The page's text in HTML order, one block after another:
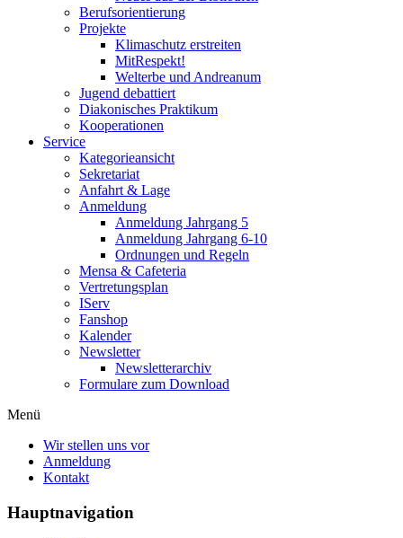
Berufsorientierung
Projekte
Klimaschutz erstreiten
MitRespekt!
Welterbe und Andreanum
Jugend debattiert
Diakonisches Praktikum
Kooperationen
Service
Kategorieansicht
Sekretariat
Anfahrt & Lage
Anmeldung
Anmeldung Jahrgang 5
Anmeldung Jahrgang 6-10
Ordnungen und Regeln
Mensa & Cafeteria
Vertretungsplan
IServ
Fanshop
Kalender
Newsletter
Newsletterarchiv
Formulare zum Download
Menü
Wir stellen uns vor
Anmeldung
Kontakt
Hauptnavigation